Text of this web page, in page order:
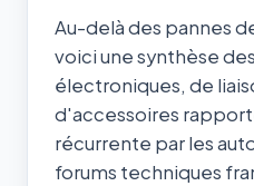
Au-delà des pannes
voici une synthèse
électroniques, de
d'accessoires
récurrente par les
forums techniques